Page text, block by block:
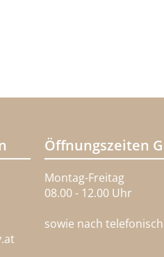
Öffnungszeiten
Montag-Freitag
08.00 - 12.00 Uhr
sowie nach